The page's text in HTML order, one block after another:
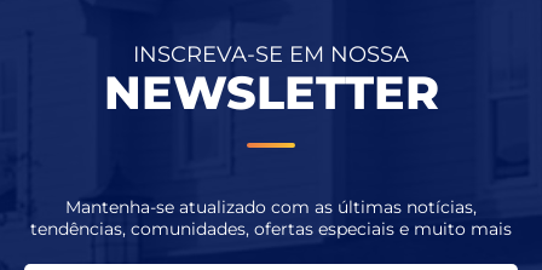
INSCREVA-SE EM NOSSA
NEWSLETTER
Mantenha-se atualizado com as últimas notícias,
tendências, comunidades, ofertas especiais e muito mais